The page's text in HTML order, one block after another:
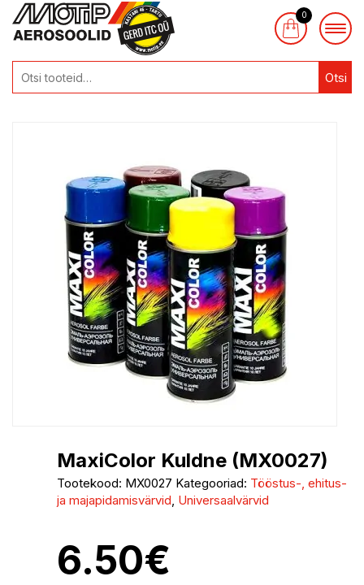
Otsi
0
MaxiColor Kuldne (MX0027)
Tootekood: MX0027 Kategooriad: Tööstus-, ehitus-
ja majapidamisvärvid, Universaalvärvid
6.50€